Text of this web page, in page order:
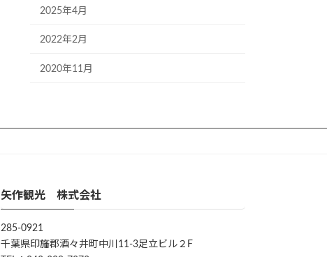
2025年4月
2022年2月
2020年11月
矢作観光 株式会社
285-0921
千葉県印旛郡酒々井町中川11-3足立ビル２F